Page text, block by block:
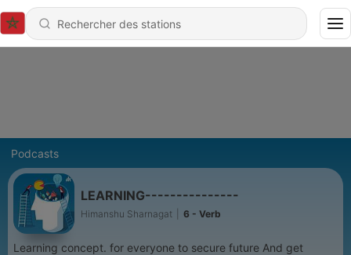
Podcasts
LEARNING---------------
Himanshu Sharnagat 6 - Verb
Learning concept. for everyone to secure future And get